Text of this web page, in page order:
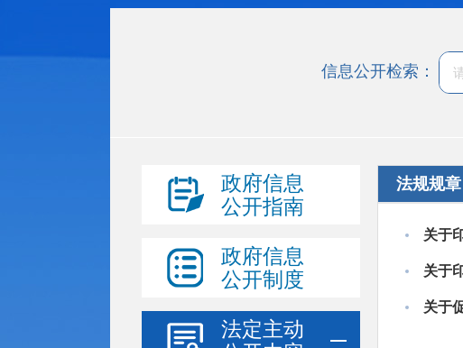
信息公开检索：
政府信息
公开指南
政府信息
公开制度
法定主动
法规规章
关于
关于